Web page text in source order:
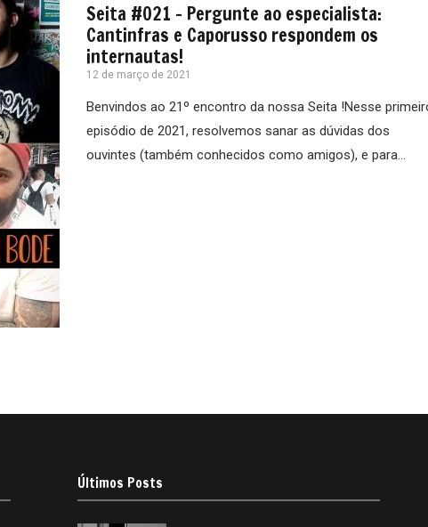
Seita #021 – Pergunte ao especialista:
Cantinfras e Caporusso respondem os
internautas!
12 de março de 2021
Benvindos ao 21º encontro da nossa Seita !Nesse
episódio de 2021, resolvemos sanar as dúvidas dos
ouvintes (também conhecidos como amigos), e para...
Últimos Posts